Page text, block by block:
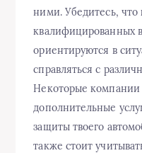
ними. Убедитесь,
квалифицированных
ориентируются в
справляться с
Некоторые компании
дополнительные
защиты твоего
также стоит